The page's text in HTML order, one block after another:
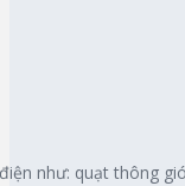
như: quạt thông